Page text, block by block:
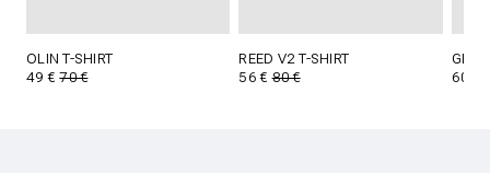
OLIN T-SHIRT
49 €70 €
REED V2 T-SHIRT
56 €80 €
60 €